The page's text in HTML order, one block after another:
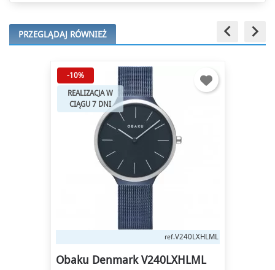
PRZEGLĄDAJ RÓWNIEŻ keyboard_arrow_left
-10%
REALIZACJA W
CIĄGU 7 DNI
ref.V240LXHLML
Obaku Denmark V240LXHLML
keyboard_arrow_right